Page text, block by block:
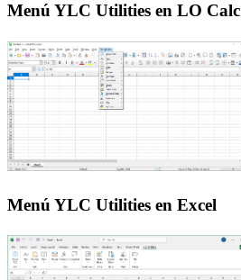
Menú YLC Utilities en LO Calc
Menú YLC Utilities en Excel